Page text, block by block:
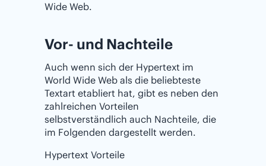
Wide Web.
Vor- und Nachteile
Auch wenn sich der Hypertext im
World Wide Web als die beliebteste
Textart etabliert hat, gibt es neben den
zahlreichen Vorteilen
selbstverständlich auch Nachteile, die
im Folgenden dargestellt werden.
Hypertext Vorteile